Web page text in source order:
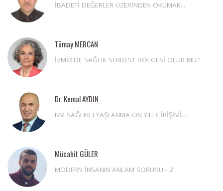
İBADETİ DEĞERLER ÜZERİNDEN OKUMAK...
Tümay MERCAN
İZMİR'DE SAĞLIK SERBEST BÖLGESİ OLUR MU?
Dr. Kemal AYDIN
BM SAĞLIKLI YAŞLANMA ON YILI GİRİŞİMİ...
Mücahit GÜLER
MODERN İNSANIN ANLAM SORUNU - 2